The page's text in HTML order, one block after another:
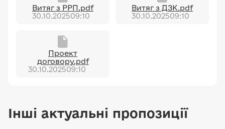
Витяг з РРП.pdf
30.10.202509:10
Витяг з ДЗК.pdf
30.10.202509:10
Проект
договору.pdf
30.10.202509:10
Інші актуальні пропозиції